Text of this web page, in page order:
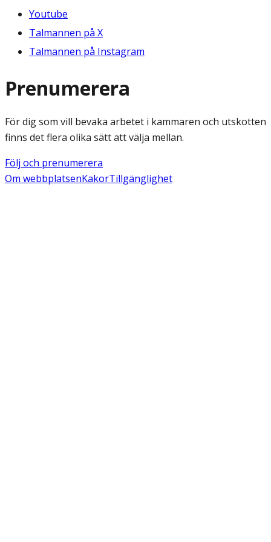
Youtube
Talmannen på X
Talmannen på Instagram
Prenumerera
För dig som vill bevaka arbetet i kammaren och utskotten
finns det flera olika sätt att välja mellan.
Följ och prenumerera
Om webbplatsenKakorTillgänglighet